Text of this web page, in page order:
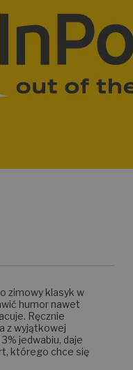
zimowy klasyk w
humor nawet
Ręcznie
z wyjątkowej
jedwabiu, daje
którego chce się